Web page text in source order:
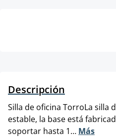
Descripción
Silla de oficina TorroLa silla
estable, la base está
soportar hasta 1… Más